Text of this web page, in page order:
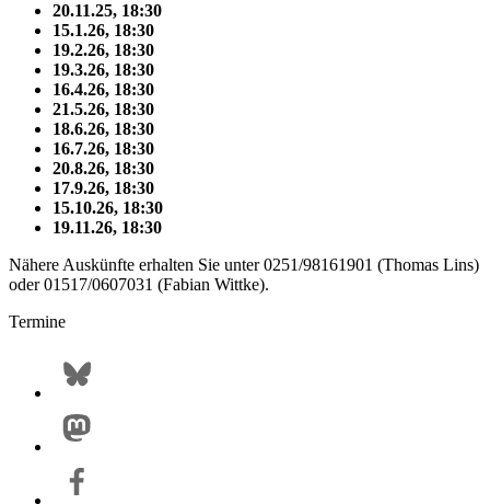
20.11.25, 18:30
15.1.26, 18:30
19.2.26, 18:30
19.3.26, 18:30
16.4.26, 18:30
21.5.26, 18:30
18.6.26, 18:30
16.7.26, 18:30
20.8.26, 18:30
17.9.26, 18:30
15.10.26, 18:30
19.11.26, 18:30
Nähere Auskünfte erhalten Sie unter 0251/98161901 (Thomas Lins)
oder 01517/0607031 (Fabian Wittke).
Termine